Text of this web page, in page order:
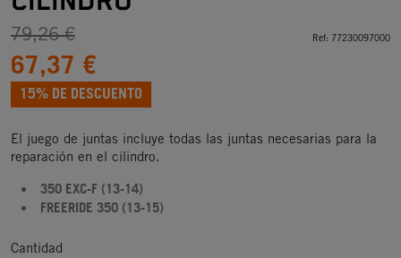
79,26 €
67,37 €
15% DE DESCUENTO
Ref: 77230097000
El juego de juntas incluye todas las juntas necesarias para la
reparación en el cilindro.
350 EXC-F (13-14)
FREERIDE 350 (13-15)
Cantidad